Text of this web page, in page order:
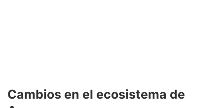
Cambios en el ecosistema de